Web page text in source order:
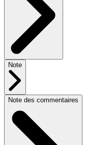
Note
Note des commentaires